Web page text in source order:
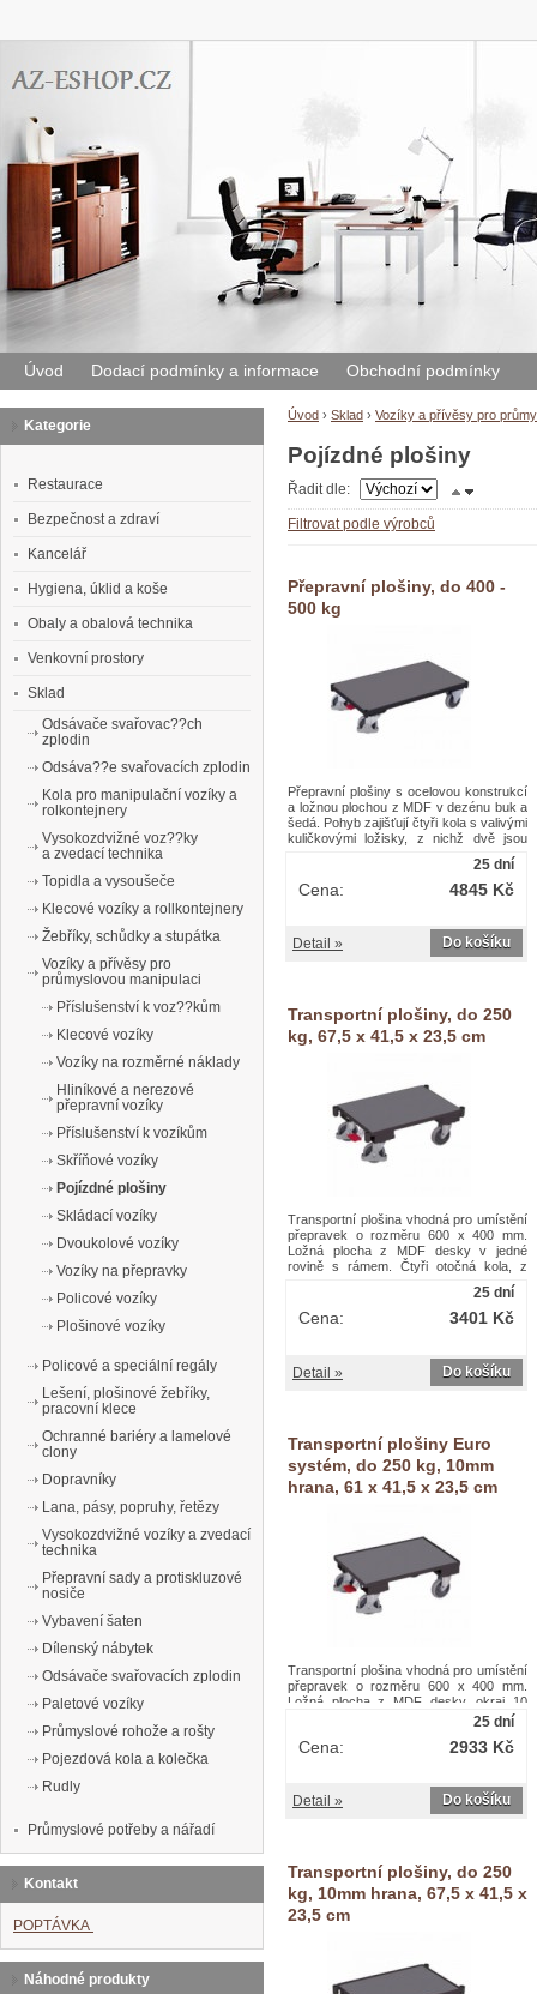
Úvod Dodací podmínky a informace Obchodní podmínky
Úvod › Sklad › Vozíky a přívěsy pro
Pojízdné plošiny
Řadit dle:
Filtrovat podle výrobců
Přepravní plošiny, do 400 -
500 kg
Přepravní plošiny s ocelovou konstrukcí
a ložnou plochou z MDF v dezénu buk a
šedá. Pohyb zajišťují čtyři kola s valivými
kuličkovými ložisky, z nichž dvě jsou
pevná a dvě otočná s brzdou Easy
Stop.Přepravní plošiny, do 400 - 500 kg
25 dní
4845 Kč
Cena:
Do košíku
Detail »
Transportní plošiny, do 250
kg, 67,5 x 41,5 x 23,5 cm
Transportní plošina vhodná pro umístění
přepravek o rozměru 600 x 400 mm.
Ložná plocha z MDF desky v jedné
rovině s rámem. Čtyři otočná kola, z
nichž dvě jsou opatřená brzdou
EasySTOP. Šedá kola z termoplastické
pryže nezanechávající stopy na
plošiny, do 250 kg, 67,5 x 41,5 x 23,5 cm
25 dní
3401 Kč
Cena:
Do košíku
Detail »
Transportní plošiny Euro
systém, do 250 kg, 10mm
hrana, 61 x 41,5 x 23,5 cm
Transportní plošina vhodná pro umístění
přepravek o rozměru 600 x 400 mm.
Ložná plocha z MDF desky, okraj 10
mm. Čtyři otočná kola, z nichž dvě jsou
termoplastické pryže nezanechávající
nohou.Transportní plošiny Euro systém,
do 250 kg, 10mm hrana, 61 x 41,5 x 23,5
25 dní
2933 Kč
Cena:
Do košíku
Detail »
Transportní plošiny, do 250
kg, 10mm hrana, 67,5 x 41,5 x
23,5 cm
Kategorie
Restaurace
Bezpečnost a zdraví
Kancelář
Hygiena, úklid a koše
Obaly a obalová technika
Venkovní prostory
Sklad
Odsávače svařovac??ch
zplodin
Odsáva??e svařovacích zplodin
Kola pro manipulační vozíky a
rolkontejnery
Vysokozdvižné voz??ky
a zvedací technika
Topidla a vysoušeče
Klecové vozíky a rollkontejnery
Žebříky, schůdky a stupátka
Vozíky a přívěsy pro
průmyslovou manipulaci
Příslušenství k voz??kům
Klecové vozíky
Vozíky na rozměrné náklady
Hliníkové a nerezové
přepravní vozíky
Příslušenství k vozíkům
Skříňové vozíky
Pojízdné plošiny
Skládací vozíky
Dvoukolové vozíky
Vozíky na přepravky
Policové vozíky
Plošinové vozíky
Policové a speciální regály
Lešení, plošinové žebříky,
pracovní klece
Ochranné bariéry a lamelové
clony
Dopravníky
Lana, pásy, popruhy, řetězy
Vysokozdvižné vozíky a zvedací
technika
Přepravní sady a protiskluzové
nosiče
Vybavení šaten
Dílenský nábytek
Odsávače svařovacích zplodin
Paletové vozíky
Průmyslové rohože a rošty
Pojezdová kola a kolečka
Rudly
Průmyslové potřeby a nářadí
Kontakt
POPTÁVKA
Náhodné produkty